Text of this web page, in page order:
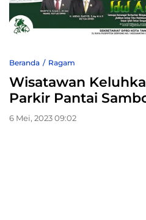
Beranda Ragam
Wisatawan
Parkir Pantai
6 Mei, 2023 09:02